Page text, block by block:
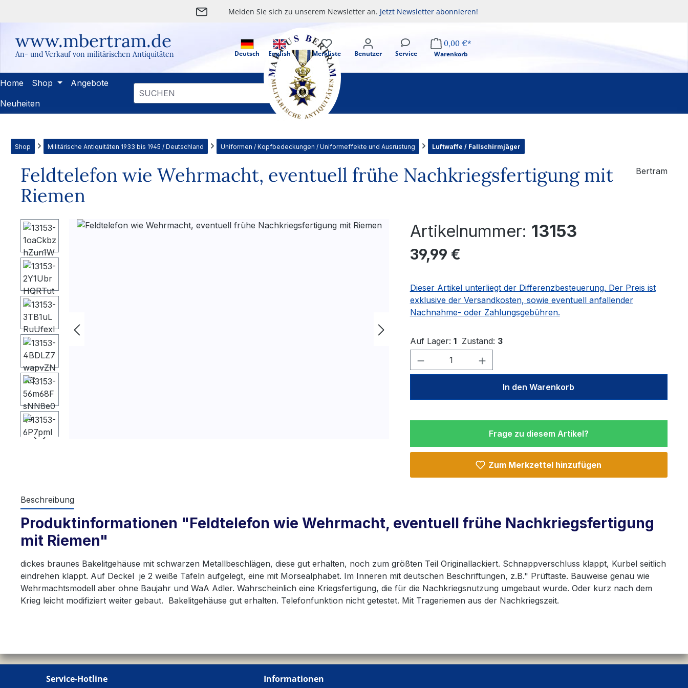
Melden Sie sich zu unserem Newsletter an. Jetzt Newsletter abonnieren!
www.mbertram.de
An- und Verkauf von militärischen Antiquitäten Deutsch English Merkliste Benutzer Service
0,00 €*
Warenkorb
Home Shop
Angebote
Neuheiten
Shop Militärische Antiquitäten 1933 bis 1945 / Deutschland Uniformen / Kopfbedeckungen / Uniformeffekte und Ausrüstung Luftwaffe / Fallschirmjäger
Feldtelefon wie Wehrmacht, eventuell frühe Nachkriegsfertigung mit
Riemen
Bertram
Bildergalerie überspringen Artikelnummer: 13153
Regulärer Preis:
39,99 €
Dieser Artikel unterliegt der Differenzbesteuerung. Der Preis ist
exklusive der Versandkosten, sowie eventuell anfallender
Nachnahme- oder Zahlungsgebühren.
Auf Lager: 1 Zustand: 3
Produkt Anzahl: Gib den gewünschten Wert
In den Warenkorb
Frage zu diesem Artikel?
Zum Merkzettel hinzufügen
Beschreibung
Produktinformationen "Feldtelefon wie Wehrmacht, eventuell frühe Nachkriegsfertigung
mit Riemen"
dickes braunes Bakelitgehäuse mit schwarzen Metallbeschlägen, diese gut erhalten, noch zum größten Teil Originallackiert. Schnappverschluss klappt, Kurbel seitlich
eindrehen klappt. Auf Deckel je 2 weiße Tafeln aufgelegt, eine mit Morsealphabet. Im Inneren mit deutschen Beschriftungen, z.B." Prüftaste. Bauweise genau wie
Wehrmachtsmodell aber ohne Baujahr und WaA Adler. Wahrscheinlich eine Kriegsfertigung, die für die Nachkriegsnutzung umgebaut wurde. Oder kurz nach dem
Krieg leicht modifiziert weiter gebaut. Bakelitgehäuse gut erhalten. Telefonfunktion nicht getestet. Mit Trageriemen aus der Nachkriegszeit.
Service-Hotline Informationen